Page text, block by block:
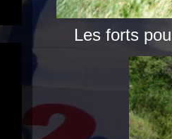
Les forts